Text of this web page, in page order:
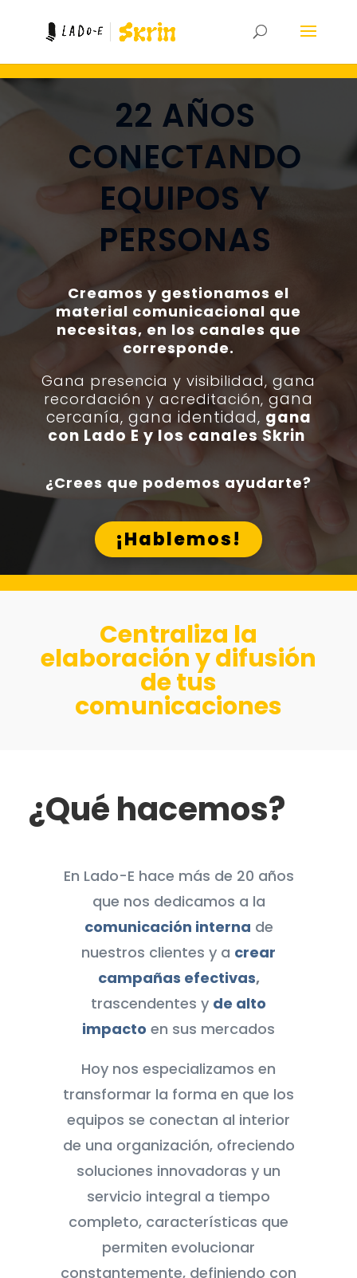
22 AÑOS
CONECTANDO
EQUIPOS Y
PERSONAS
Creamos y gestionamos el
material comunicacional que
necesitas, en los canales que
corresponde.
Gana presencia y visibilidad, gana
recordación y acreditación, gana
cercanía, gana identidad, gana
con Lado E y los canales Skrin
¿Crees que podemos ayudarte?
¡Hablemos!
Centraliza la
elaboración y difusión
de tus
comunicaciones
¿Qué hacemos?
En Lado-E hace más de 20 años
que nos dedicamos a la
comunicación interna de
nuestros clientes y a crear
campañas efectivas,
trascendentes y de alto
impacto en sus mercados
Hoy nos especializamos en
transformar la forma en que los
equipos se conectan al interior
de una organización, ofreciendo
soluciones innovadoras y un
servicio integral a tiempo
completo, características que
permiten evolucionar
constantemente, definiendo con